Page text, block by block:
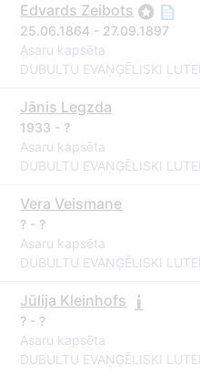
Edvards Zeibots
25.06.1864 - 27.09.1897
Asaru kapsēta
DUBULTU EVAŅĢĒLISKI
Jānis Legzda
1933 - ?
Asaru kapsēta
DUBULTU EVAŅĢĒLISKI
Vera Veismane
? - ?
Asaru kapsēta
DUBULTU EVAŅĢĒLISKI
Jūlija Kleinhofs
? - ?
Asaru kapsēta
DUBULTU EVAŅĢĒLISKI